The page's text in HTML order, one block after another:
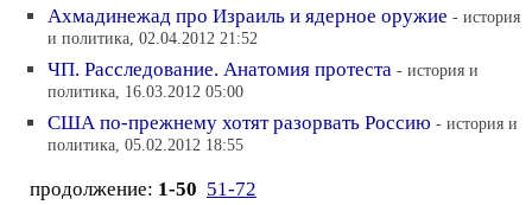
Ахмадинежад про Израиль и ядерное оружие - история
и политика, 02.04.2012 21:52
ЧП. Расследование. Анатомия протеста - история и
политика, 16.03.2012 05:00
США по-прежнему хотят разорвать Россию - история и
политика, 05.02.2012 18:55
продолжение: 1-50 51-72